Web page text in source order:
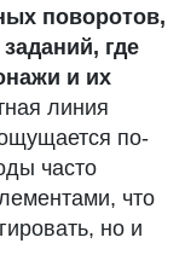
поворотов,
где
и их
линия
по-
часто
что
но и